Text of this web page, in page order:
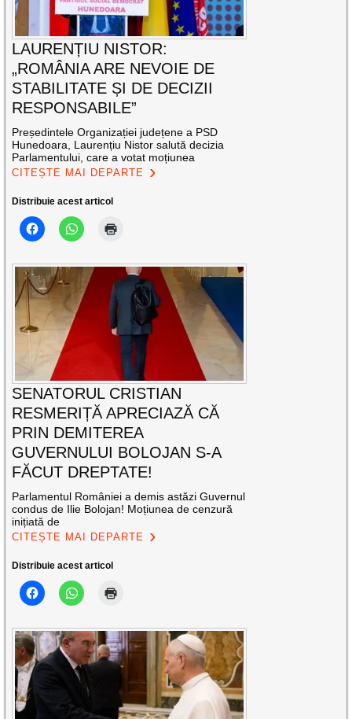
LAURENȚIU NISTOR:
„ROMÂNIA ARE NEVOIE DE
STABILITATE ȘI DE DECIZII
RESPONSABILE”
Președintele Organizației județene a PSD
Hunedoara, Laurențiu Nistor salută decizia
Parlamentului, care a votat moțiunea
CITEȘTE MAI DEPARTE
Distribuie acest articol
SENATORUL CRISTIAN
RESMERIȚĂ APRECIAZĂ CĂ
PRIN DEMITEREA
GUVERNULUI BOLOJAN S-A
FĂCUT DREPTATE!
Parlamentul României a demis astăzi Guvernul
condus de Ilie Bolojan! Moțiunea de cenzură
inițiată de
CITEȘTE MAI DEPARTE
Distribuie acest articol